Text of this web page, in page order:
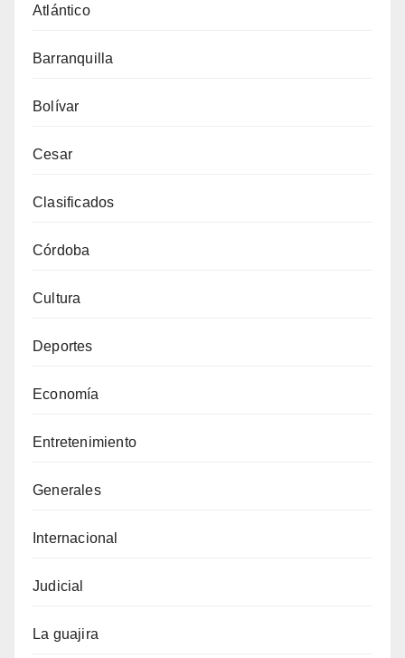
Atlántico
Barranquilla
Bolívar
Cesar
Clasificados
Córdoba
Cultura
Deportes
Economía
Entretenimiento
Generales
Internacional
Judicial
La guajira